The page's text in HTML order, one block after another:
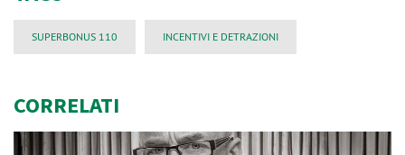
SUPERBONUS 110 INCENTIVI E DETRAZIONI
CORRELATI